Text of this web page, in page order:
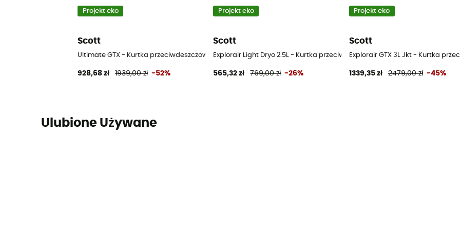
Projekt eko
Scott
Ultimate GTX - Kurtka przeciwdeszczowa meska
928,68 zł 1939,00 zł -52%
Projekt eko
Scott
Explorair Light Dryo 2.5L - Kurtka przeciwdeszczowa meska
565,32 zł 769,00 zł -26%
Projekt eko
Scott
Explorair GTX 3L Jkt - Kurtka
1339,35 zł 2479,00 zł -45%
Ulubione Używane